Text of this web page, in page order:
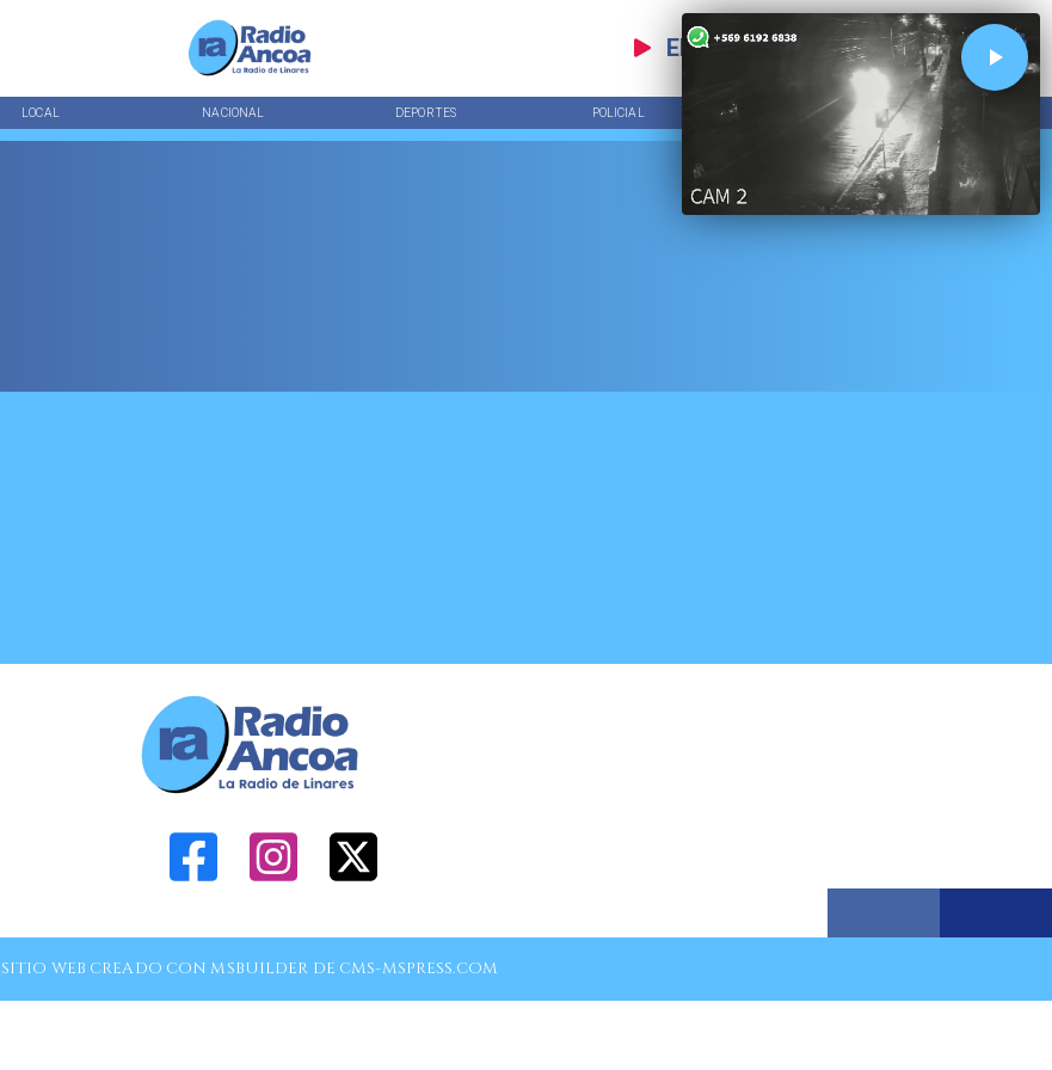
EN VIVO
LOCAL NACIONAL DEPORTES POLICIAL TENDENCIAS
SITIO WEB CREADO CON MSBUILDER DE CMS-MSPRESS.COM